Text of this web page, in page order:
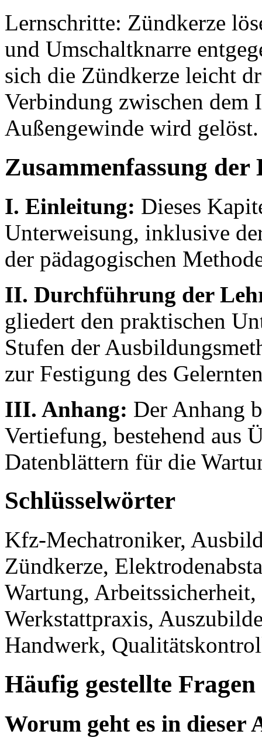
Lernschritte: Zündkerze
und Umschaltknarre
sich die Zündkerze leicht
Verbindung zwischen dem
Außengewinde wird gelöst.
Zusammenfassung der
I. Einleitung: Dieses
Unterweisung, inklusive
der pädagogischen
II. Durchführung der
gliedert den praktischen
Stufen der
zur Festigung des
III. Anhang: Der Anhang
Vertiefung, bestehend aus
Datenblättern für die
Schlüsselwörter
Kfz-Mechatroniker,
Zündkerze,
Wartung,
Werkstattpraxis,
Handwerk,
Häufig gestellte Fragen
Worum geht es in dieser